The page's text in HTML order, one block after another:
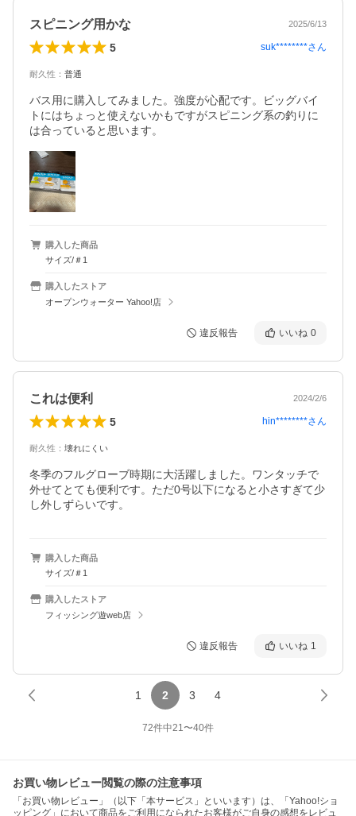
スピニング用かな 2025/6/13
5 suk********さん
耐久性 ： 普通
バス用に購入してみました。強度が心配です。ビッグバイ
トにはちょっと使えないかもですがスピニング系の釣りに
は合っていると思います。
購入した商品
サイズ/＃1
購入したストア
オープンウォーター Yahoo!店
違反報告 いいね 0
これは便利 2024/2/6
5 hin********さん
耐久性 ： 壊れにくい
冬季のフルグローブ時期に大活躍しました。ワンタッチで
外せてとても便利です。ただ0号以下になると小さすぎて少
し外しずらいです。
購入した商品
サイズ/＃1
購入したストア
フィッシング遊web店
違反報告 いいね 1
1 2 3 4
72件中21〜40件
お買い物レビュー閲覧の際の注意事項
「お買い物レビュー」（以下「本サービス」といいます）は、「Yahoo!ショ
ッピング」において商品をご利用になられたお客様がご自身の感想をレビュ